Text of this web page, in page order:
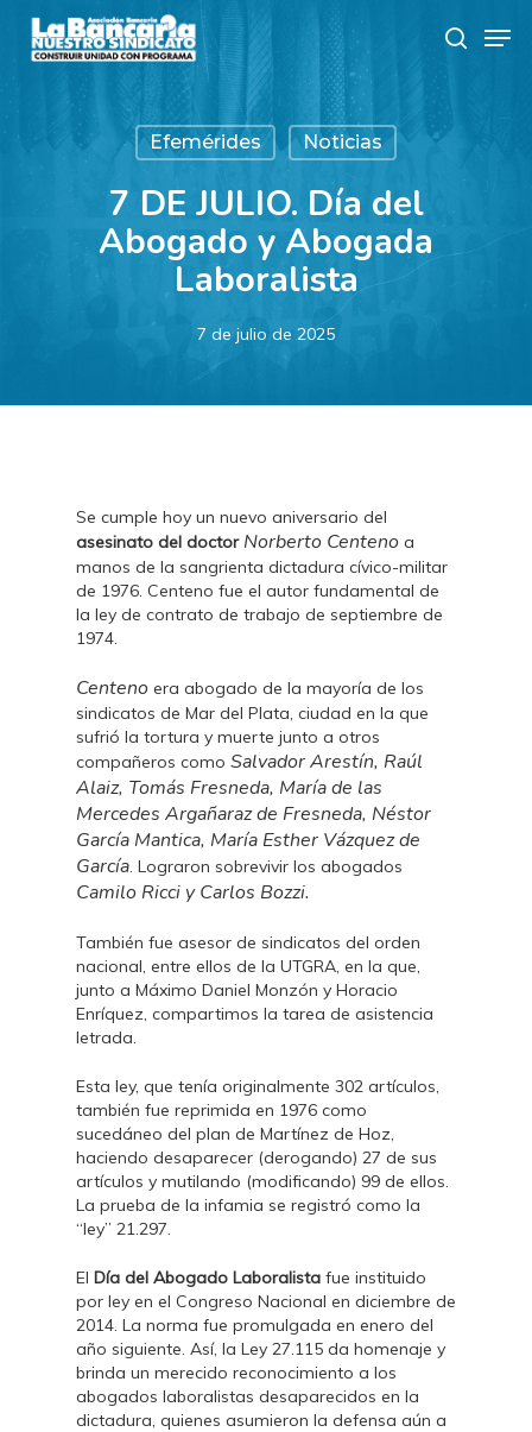
main
search
Efemérides Noticias
7 DE JULIO. Día del
Abogado y Abogada
Laboralista
7 de julio de 2025
Se cumple hoy un nuevo aniversario del
asesinato del doctor Norberto Centeno a
manos de la sangrienta dictadura cívico-militar
de 1976. Centeno fue el autor fundamental de
la ley de contrato de trabajo de septiembre de
1974.
Centeno era abogado de la mayoría de los
sindicatos de Mar del Plata, ciudad en la que
sufrió la tortura y muerte junto a otros
compañeros como Salvador Arestín, Raúl
Alaiz, Tomás Fresneda, María de las
Mercedes Argañaraz de Fresneda, Néstor
García Mantica, María Esther Vázquez de
García. Lograron sobrevivir los abogados
Camilo Ricci y Carlos Bozzi.
También fue asesor de sindicatos del orden
nacional, entre ellos de la UTGRA, en la que,
junto a Máximo Daniel Monzón y Horacio
Enríquez, compartimos la tarea de asistencia
letrada.
Esta ley, que tenía originalmente 302 artículos,
también fue reprimida en 1976 como
sucedáneo del plan de Martínez de Hoz,
haciendo desaparecer (derogando) 27 de sus
artículos y mutilando (modificando) 99 de ellos.
La prueba de la infamia se registró como la
“ley” 21.297.
El Día del Abogado Laboralista fue instituido
por ley en el Congreso Nacional en diciembre de
2014. La norma fue promulgada en enero del
año siguiente. Así, la Ley 27.115 da homenaje y
brinda un merecido reconocimiento a los
abogados laboralistas desaparecidos en la
dictadura, quienes asumieron la defensa aún a